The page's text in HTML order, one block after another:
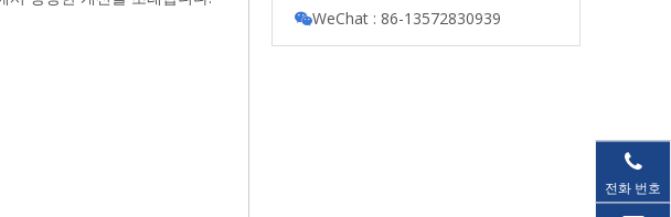
WeChat : 86-13572830939
전화 번호